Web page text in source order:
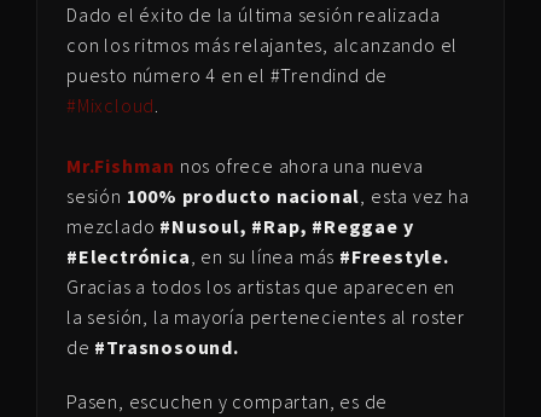
Dado el éxito de la última sesión realizada
con los ritmos más relajantes, alcanzando el
puesto número 4 en el #Trendind de
#Mixcloud
Mr.Fishman nos ofrece ahora una nueva
sesión 100% producto nacional , esta vez ha
mezclado #Nusoul, #Rap, #Reggae y
#Electrónica , en su línea más #Freestyle.
Gracias a todos los artistas que aparecen en
la sesión, la mayoría pertenecientes al roster
de #Trasnosound.
Pasen, escuchen y compartan, es de